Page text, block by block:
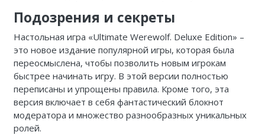
Подозрения и секреты
Настольная игра «Ultimate Werewolf. Deluxe Edition» –
это новое издание популярной игры, которая была
переосмыслена, чтобы позволить новым игрокам
быстрее начинать игру. В этой версии полностью
переписаны и упрощены правила. Кроме того, эта
версия включает в себя фантастический блокнот
модератора и множество разнообразных уникальных
ролей.